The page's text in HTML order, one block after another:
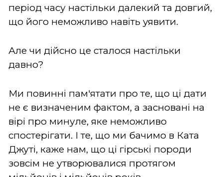
період часу настільки далекий та довгий,
що його неможливо навіть уявити.
Але чи дійсно це сталося настільки
давно?
Ми повинні пам'ятати про те, що ці дати
не є визначеним фактом, а засновані на
вірі про минуле, яке неможливо
спостерігати. І те, що ми бачимо в Ката
Джуті, каже нам, що ці гірські породи
зовсім не утворювалися протягом